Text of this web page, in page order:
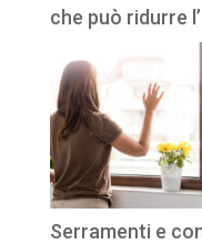
che può ridurre
Serramenti e